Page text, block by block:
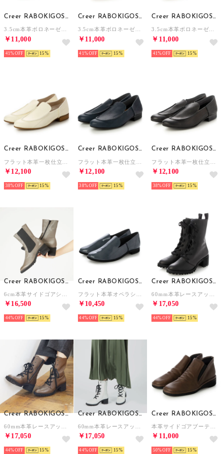
Creer RABOKIGOSHI
3.5cm本革ボロネーゼラウンドパンプス （ライトグリーン）
￥11,000
41% 15
Creer RABOKIGOSHI
3.5cm本革ボロネーゼラウンドパンプス （サンド）
￥11,000
41% 15
Creer RABOKIGOSHI
3.5cm本革ボロネーゼラウンドパンプス （ローズ）
￥11,000
41% 15
Creer RABOKIGOSHI
￥12,100
38% 15
Creer RABOKIGOSHI
￥12,100
38% 15
Creer RABOKIGOSHI
￥12,100
38% 15
Creer RABOKIGOSHI
￥16,500
44% 15
Creer RABOKIGOSHI
￥10,450
44% 15
Creer RABOKIGOSHI
￥17,050
44% 15
Creer RABOKIGOSHI
￥17,050
44% 15
Creer RABOKIGOSHI
￥17,050
44% 15
Creer RABOKIGOSHI
￥11,000
50% 15